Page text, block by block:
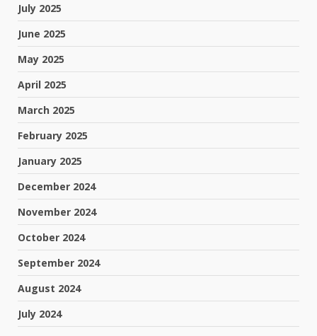
July 2025
June 2025
May 2025
April 2025
March 2025
February 2025
January 2025
December 2024
November 2024
October 2024
September 2024
August 2024
July 2024